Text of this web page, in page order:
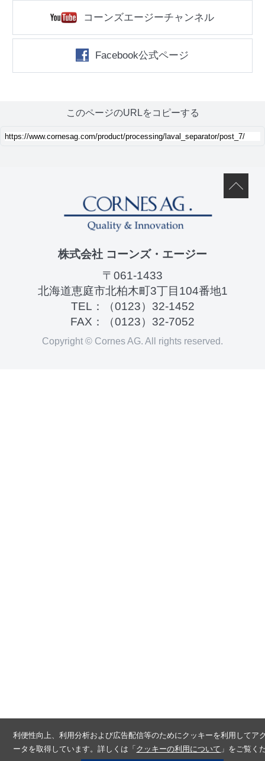
コーンズエージーチャンネル
Facebook公式ページ
このページのURLをコピーする
株式会社 コーンズ・エージー
〒061-1433
北海道恵庭市北柏木町3丁目104番地1
TEL：
（0123）32-1452
FAX：（0123）32-7052
Copyright © Cornes AG. All rights reserved.
利便性向上、利用分析および広告配信等のためにクッキーを利用してア
ータを取得しています。詳しくは「クッキーの利用について 」をご覧く